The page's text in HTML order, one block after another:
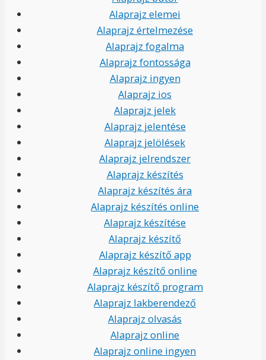
Alaprajz elemei
Alaprajz értelmezése
Alaprajz fogalma
Alaprajz fontossága
Alaprajz ingyen
Alaprajz ios
Alaprajz jelek
Alaprajz jelentése
Alaprajz jelölések
Alaprajz jelrendszer
Alaprajz készítés
Alaprajz készítés ára
Alaprajz készítés online
Alaprajz készítése
Alaprajz készítő
Alaprajz készítő app
Alaprajz készítő online
Alaprajz készítő program
Alaprajz lakberendező
Alaprajz olvasás
Alaprajz online
Alaprajz online ingyen